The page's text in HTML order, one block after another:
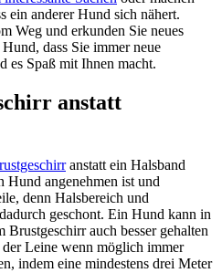
ein anderer Hund sich nähert.
Weg und erkunden Sie neues
dass Sie immer neue
es Spaß mit Ihnen macht.
anstatt
anstatt ein Halsband
Hund angenehmen ist und
denn Halsbereich und
geschont. Ein Hund kann in
auch besser gehalten
Leine wenn möglich immer
indem eine mindestens drei Meter